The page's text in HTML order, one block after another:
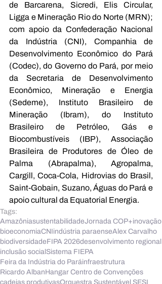
de Barcarena, Sicredi, Elis Circular,
Ligga e Mineração Rio do Norte (MRN);
com apoio da Confederação Nacional
da Indústria (CNI), Companhia de
Desenvolvimento Econômico do Pará
(Codec), do Governo do Pará, por meio
da Secretaria de Desenvolvimento
Econômico, Mineração e Energia
(Sedeme), Instituto Brasileiro de
Mineração (Ibram), do Instituto
Brasileiro de Petróleo, Gás e
Biocombustíveis (IBP), Associação
Brasileira de Produtores de Óleo de
Palma (Abrapalma), Agropalma,
Cargill, Coca-Cola, Hidrovias do Brasil,
Saint-Gobain, Suzano, Águas do Pará e
apoio cultural da Equatorial Energia.
Tags:
AmazôniasustentabilidadeJornada COP+inovação
bioeconomiaCNIindústria paraenseAlex Carvalho
biodiversidadeFIPA 2026desenvolvimento regional
inclusão social Sistema FIEPA
Feira da Indústria do Paráinfraestrutura
Ricardo AlbanHangar Centro de Convenções
cadeias produtivasOrquestra Sustentável SESI